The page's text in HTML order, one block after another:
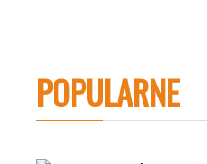
POPULARNE